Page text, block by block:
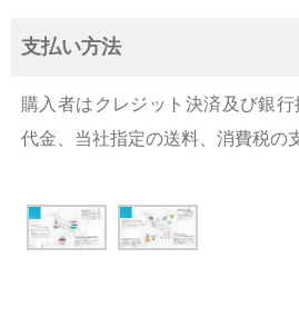
支払い方法
購入者はクレジット決済及び銀
代金、当社指定の送料、消費税の